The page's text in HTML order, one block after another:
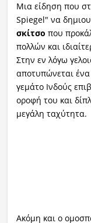
Μια είδηση που
Spiegel" να
σκίτσο που
πολλών και
Στην εν λόγω
αποτυπώνεται
γεμάτο Ινδούς
οροφή του και
μεγάλη ταχύτητα.
Ακόμη και ο